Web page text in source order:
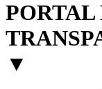
PORTAL
▼